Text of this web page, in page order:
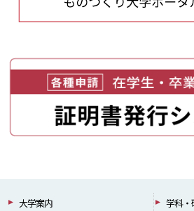
大学案内
学科・